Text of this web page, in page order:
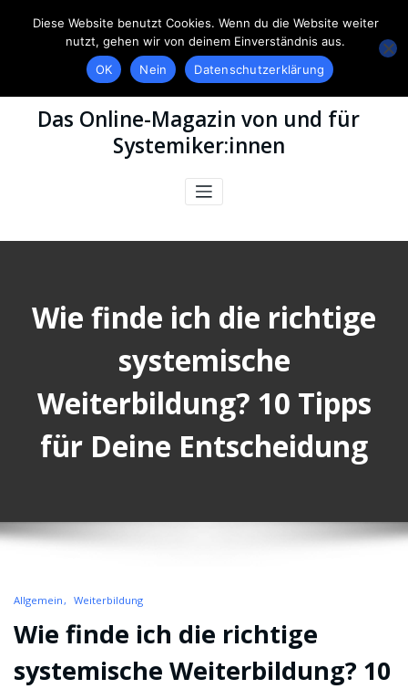
Das Online-Magazin von und für
Systemiker:innen
Wie finde ich die richtige
systemische
Weiterbildung? 10 Tipps
für Deine Entscheidung
Allgemein Weiterbildung
Wie finde ich die richtige
systemische Weiterbildung? 10
Diese Website benutzt Cookies. Wenn du die Website weiter
nutzt, gehen wir von deinem Einverständnis aus.
OK
Nein Datenschutzerklärung